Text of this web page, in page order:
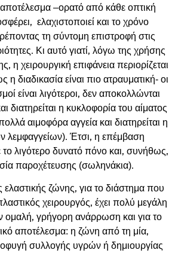
αποτέλεσμα –ορατό από κάθε οπτική
ελαχιστοποιεί και το χρόνο
τη σύντομη επιστροφή στις
Κι αυτό γιατί, λόγω της χρήσης
η χειρουργική επιφάνεια περιορίζεται
διαδικασία είναι πιο ατραυματική- οι
είναι λιγότεροι, δεν αποκολλώνται
διατηρείται η κυκλοφορία του αίματος
αιμοφόρα αγγεία και διατηρείται η
λεμφαγγείων). Έτσι, η επέμβαση
το λιγότερο δυνατό πόνο και, συνήθως,
παροχέτευσης (σωληνάκια).
ελαστικής ζώνης, για το διάστημα που
χειρουργός, έχει πολύ μεγάλη
ομαλή, γρήγορη ανάρρωση και για το
αποτέλεσμα: η ζώνη από τη μία,
συλλογής υγρών ή δημιουργίας